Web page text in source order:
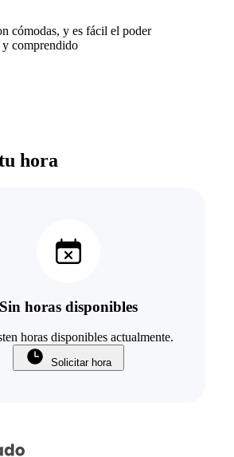
cómodas, y es fácil el poder
y comprendido
hora
Sin horas disponibles
horas disponibles actualmente.
Solicitar hora